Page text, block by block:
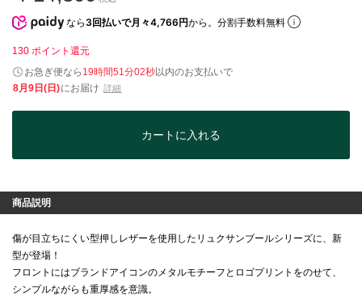
なら 3回払いで月々4,766円から。分割手数料無料
130 ポイント還元
お急ぎ便なら 19時間51分01秒以内のお支払いで
8月9日(日)にお届け 詳細
カートに入れる
商品説明
傷が目立ちにくい型押しレザーを使用したリュクサンブールシリーズに、新
型が登場！
フロントにはブランドアイコンのメタルモチーフとロゴプリントをのせて、
シンプルながらも重厚感を意識。